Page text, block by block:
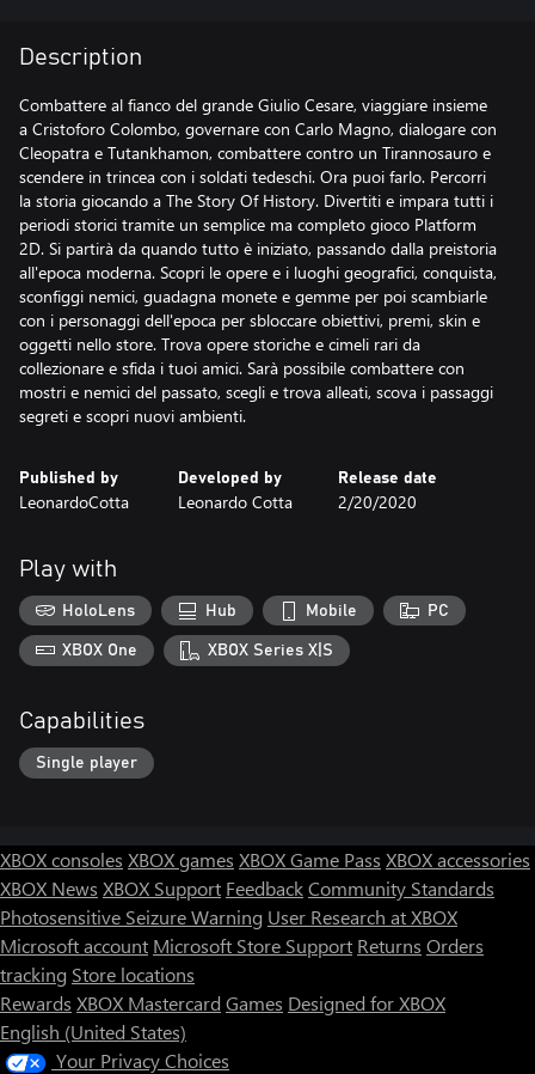
Description
Combattere al fianco del grande Giulio Cesare, viaggiare insieme
a Cristoforo Colombo, governare con Carlo Magno, dialogare con
Cleopatra e Tutankhamon, combattere contro un Tirannosauro e
scendere in trincea con i soldati tedeschi. Ora puoi farlo. Percorri
la storia giocando a The Story Of History. Divertiti e impara tutti i
periodi storici tramite un semplice ma completo gioco Platform
2D. Si partirà da quando tutto è iniziato, passando dalla preistoria
all'epoca moderna. Scopri le opere e i luoghi geografici, conquista,
sconfiggi nemici, guadagna monete e gemme per poi scambiarle
con i personaggi dell'epoca per sbloccare obiettivi, premi, skin e
oggetti nello store. Trova opere storiche e cimeli rari da
collezionare e sfida i tuoi amici. Sarà possibile combattere con
mostri e nemici del passato, scegli e trova alleati, scova i passaggi
segreti e scopri nuovi ambienti.
Published by
LeonardoCotta
Developed by
Leonardo Cotta
Release date
2/20/2020
Play with
HoloLens Hub Mobile PC
XBOX One XBOX Series X|S
Capabilities
Single player
XBOX consoles XBOX games XBOX Game Pass XBOX accessories
XBOX News XBOX Support FeedbackCommunity Standards
Photosensitive Seizure Warning User Research at XBOX
Microsoft account Microsoft Store Support Returns Orders
tracking Store locations
Rewards XBOX Mastercard Games Designed for XBOX
English (United States)
Your Privacy Choices